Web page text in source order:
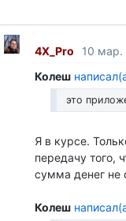
4X_Pro
10 мар.
Колеш
это
Я в курсе.
передачу того,
сумма денег не
Колеш